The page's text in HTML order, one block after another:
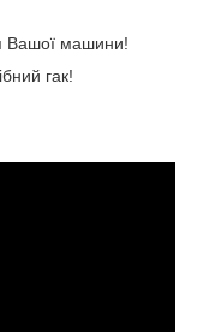
Вашої машини!
гак!